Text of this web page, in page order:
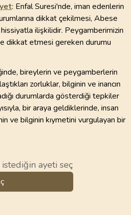
: Enfal Suresi'nde, iman edenlerin
dikkat çekilmesi, Abese
ilişkilidir. Peygamberimizin
dikkat etmesi gereken durumu
bireylerin ve peygamberlerin
zorluklar, bilginin ve inancın
durumlarda gösterdiği tepkiler
bir araya geldiklerinde, insan
ve bilginin kıymetini vurgulayan bir
ayeti seç